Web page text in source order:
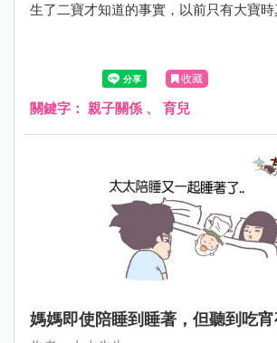
生了二寶才知道的事實，以前只有大寶時
收藏
關鍵字： 親子關係 、 育兒
媽媽即使陪睡到睡著，但聽到吃